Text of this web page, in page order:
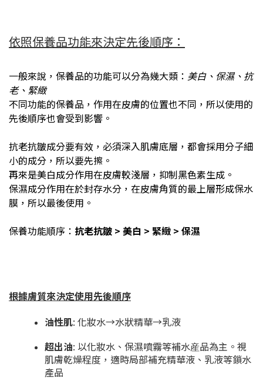
依照保養品功能來決定先後順序：
一般來說，保養品的功能可以分為幾大類： 美白、保濕、抗
老、緊緻
不同功能的保養品，作用在皮膚的位置也不同，所以使用的
先後順序也會受到影響。
抗老抗皺成分要有效，必須深入肌膚底層，都會採用分子細
小的成分，所以要先擦。
再來是美白成分作用在皮膚較淺層，抑制黑色素生成。
保濕成分作用在於封存水分，在皮膚角質的最上層形成保水
膜，所以最後使用。
保養功能順序： 抗老抗皺 > 美白 > 緊緻 > 保濕
根據膚質來決定使用先後順序
油性肌: 化妝水→水狀精華→乳液
超出油: 以化妝水、保濕噴霧等補水産品為主。視
肌膚乾燥程度，適時局部補充精華液、乳液等鎖水
產品